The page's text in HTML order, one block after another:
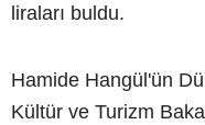
liraları buldu.
Hamide Hangül'ün
Kültür ve Turizm